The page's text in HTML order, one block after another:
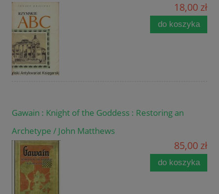
18,00 zł
do koszyka
Gawain : Knight of the Goddess : Restoring an
Archetype / John Matthews
85,00 zł
do koszyka